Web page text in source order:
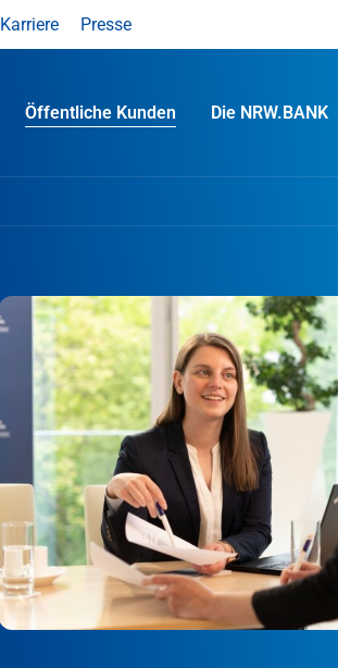
Karriere Presse
Öffentliche Kunden Die NRW.BANK